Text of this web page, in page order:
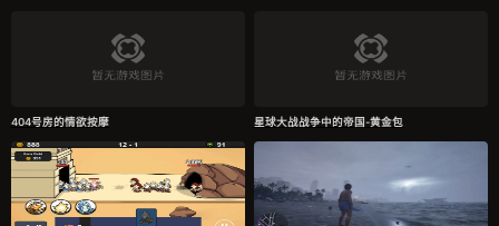
404号房的情欲按摩 星球大战战争中的帝国-黄金包